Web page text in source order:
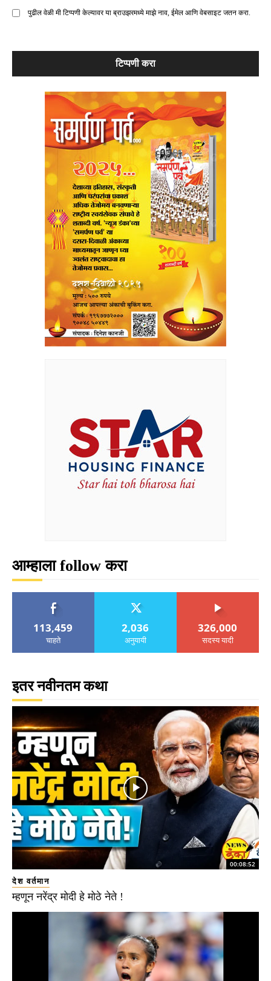
पुढील वेळी मी टिप्पणी केल्यावर या ब्राउझरमध्ये माझे नाव, ईमेल आणि वेबसाइट जतन करा.
आम्हाला follow करा
113,459
चाहते
2,036
अनुयायी
326,000
सदस्य यादी
इतर नवीनतम कथा
00:08:52
देश वर्तमान
म्हणून नरेंद्र मोदी हे मोठे नेते !